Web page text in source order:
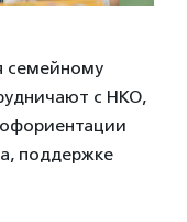
семейному
с НКО,
поддержке